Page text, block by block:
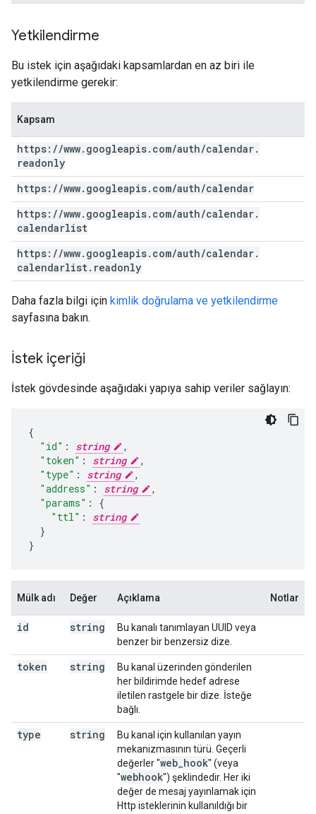
Yetkilendirme
Bu istek için aşağıdaki kapsamlardan en az biri ile
yetkilendirme gerekir:
Kapsam
https: //www. googleapis. com/auth/calendar.
readonly
https: //www. googleapis. com/auth/calendar
https: //www. googleapis. com/auth/calendar.
calendarlist
https: //www. googleapis. com/auth/calendar.
calendarlist. readonly
Daha fazla bilgi için kimlik doğrulama ve yetkilendirme
sayfasına bakın.
İstek içeriği
İstek gövdesinde aşağıdaki yapıya sahip veriler sağlayın:
"id" : string
,
"token" : string
,
"type" : string
,
"address" : string
,
"params" :
"ttl" :
string
}
}
Mülk adı Değer Açıklama Notlar
id string
Bu kanalı tanımlayan UUID veya
benzer bir benzersiz dize.
token string
Bu kanal üzerinden gönderilen
her bildirimde hedef adrese
iletilen rastgele bir dize. İsteğe
bağlı.
type string
Bu kanal için kullanılan yayın
mekanizmasının türü. Geçerli
değerler "web hook" (veya
"webhook") şeklindedir. Her iki
değer de mesaj yayınlamak için
Http isteklerinin kullanıldığı bir